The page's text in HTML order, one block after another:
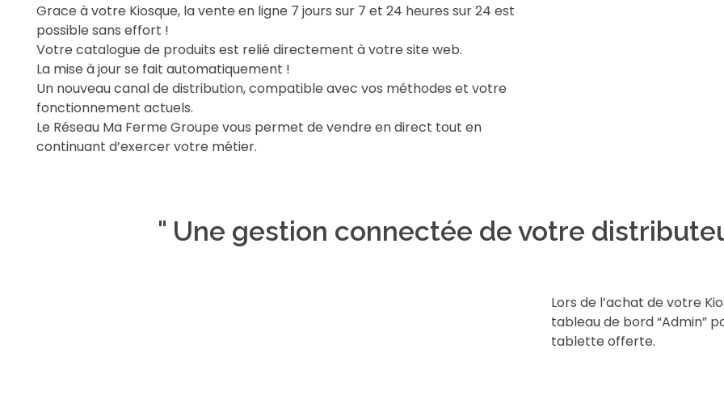
Grace à votre Kiosque, la vente en ligne 7 jours sur 7 et 24 heures sur 24 est
possible sans effort !
Votre catalogue de produits est relié directement à votre site web.
La mise à jour se fait automatiquement !
Un nouveau canal de distribution, compatible avec vos méthodes et votre
fonctionnement actuels.
Le Réseau Ma Ferme Groupe vous permet de vendre en direct tout en
continuant d’exercer votre métier.
" Une gestion connectée de votre
Lors de l’achat de votre
tableau de bord “Admin”
tablette offerte.